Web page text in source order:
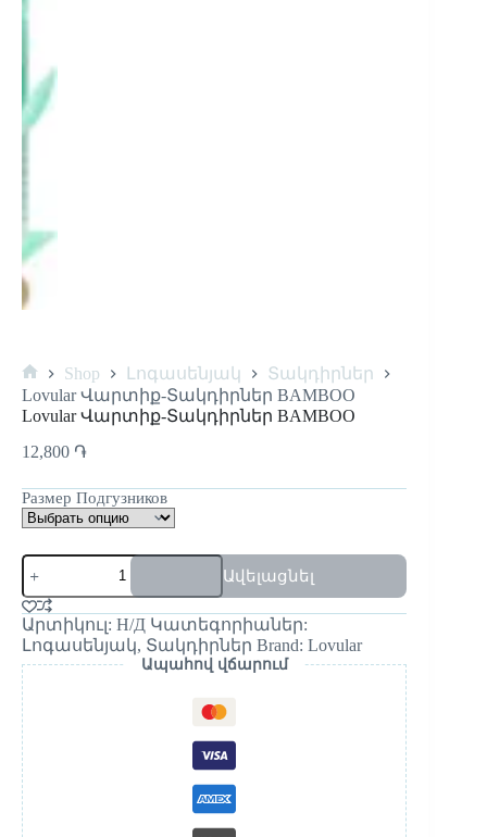
Shop Լոգասենյակ
Տակդիրներ
Lovular Վարտիք-Տակդիրներ BAMBOO
Lovular Վարտիք-Տակդիրներ BAMBOO
12,800 ֏
Размер Подгузников
Ավելացնել
Արտիկուլ: Н/Д Կատեգորիաներ:
Լոգասենյակ, Տակդիրներ Brand: Lovular
Ապահով վճարում